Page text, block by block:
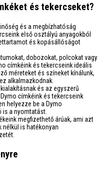
és tekercseket?
és a megbízhatóság
első osztályú anyagokból
és kopásállóságot
dobozokat, polcokat vagy
címkéink és tekercseink ideális
méreteket és színeket kínálunk,
alkalmazkodnak.
és az egyszerű
címkéink és tekercseink
helyezze be a Dymo
is a nyomtatást.
megfizethető árúak, ami azt
nélkül is hatékonyan